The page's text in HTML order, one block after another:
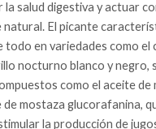
salud digestiva y actuar
El picante
todo en variedades como el
nocturno blanco y negro,
como el aceite de
mostaza glucorafanina,
la producción de